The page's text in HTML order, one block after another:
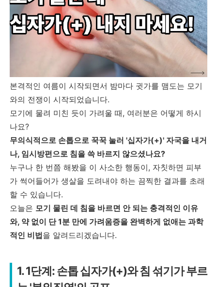
본격적인 여름이 시작되면서 밤마다 귓가를 맴도는 모기
와의 전쟁이 시작되었습니다.
모기에 물려 미친 듯이 가려울 때, 여러분은 어떻게 하시
나요?
무의식적으로 손톱으로 꾹꾹 눌러 '십자가(+)' 자국을 내거
나, 임시방편으로 침을 쓱 바르지 않으셨나요?
누구나 한 번쯤 해봤을 이 사소한 행동이, 자칫하면 피부
가 썩어들어가 생살을 도려내야 하는 끔찍한 결과를 초래
할 수 있습니다.
오늘은 모기 물린 데 침을 바르면 안 되는 충격적인 이유
와, 약 없이 단 1분 만에 가려움증을 완벽하게 없애는 과학
적인 비법을 알려드리겠습니다.
1. 1단계: 손톱 십자가(+)와 침 섞기가 부르